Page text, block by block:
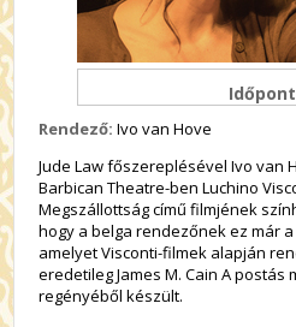
Rendező: Ivo van Hove
Jude Law főszereplésével Ivo van
Barbican Theatre-ben Luchino
Megszállottság című filmjének
hogy a belga rendezőnek ez már
amelyet Visconti-filmek alapján
eredetileg James M. Cain A postás
regényéből készült.